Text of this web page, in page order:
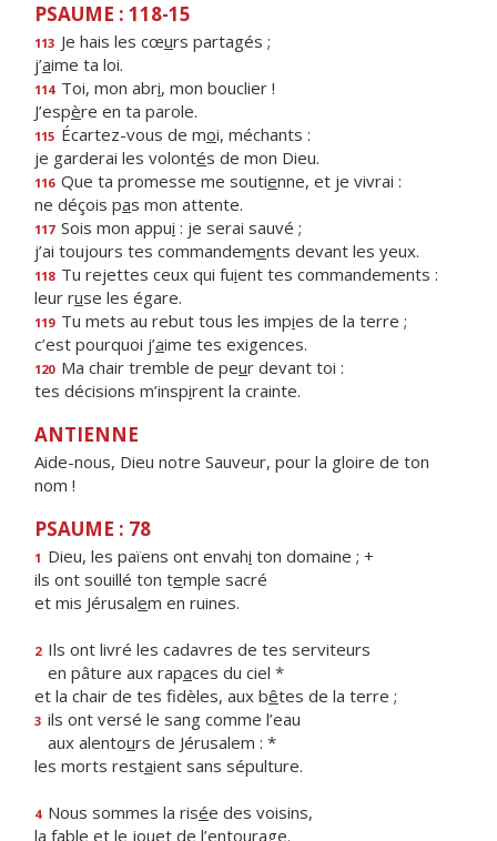
PSAUME : 118-15
113 Je hais les cœurs partagés ;
j’aime ta loi.
114 Toi, mon abri, mon bouclier !
J’espère en ta parole.
115 Écartez-vous de moi, méchants :
je garderai les volontés de mon Dieu.
116 Que ta promesse me soutienne, et je vivrai :
ne déçois pas mon attente.
117 Sois mon appui : je serai sauvé ;
j’ai toujours tes commandements devant les yeux.
118 Tu rejettes ceux qui fuient tes commandements :
leur ruse les égare.
119 Tu mets au rebut tous les impies de la terre ;
c’est pourquoi j’aime tes exigences.
120 Ma chair tremble de peur devant toi :
tes décisions m’inspirent la crainte.
ANTIENNE
Aide-nous, Dieu notre Sauveur, pour la gloire de ton
nom !
PSAUME : 78
1 Dieu, les païens ont envahi ton domaine ; +
ils ont souillé ton temple sacré
et mis Jérusalem en ruines.
2 Ils ont livré les cadavres de tes serviteurs
en pâture aux rapaces du ciel *
et la chair de tes fidèles, aux bêtes de la terre ;
3 ils ont versé le sang comme l’eau
aux alentours de Jérusalem : *
les morts restaient sans sépulture.
4 Nous sommes la risée des voisins,
la fable et le jouet de l’entourage.